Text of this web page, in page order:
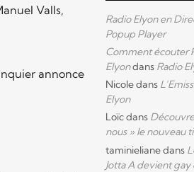
Valls,
annonce
Radio Elyon en
Popup Player
Comment écouter
Elyondans Radio
Nicoledans
Elyon
Loïcdans
nous » le nouveau
taminielianedans
Jotta A devient